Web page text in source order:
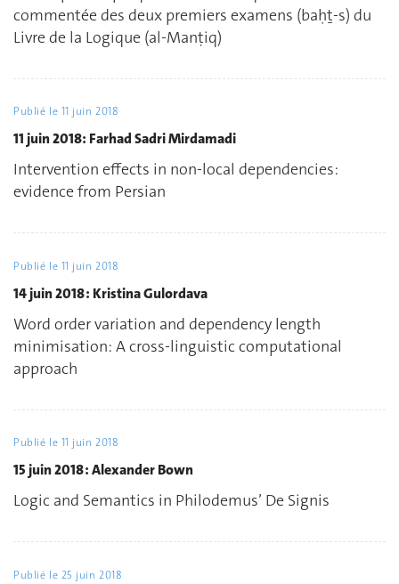
commentée des deux premiers examens (baḥṯ-s) du
Livre de la Logique (al-Manṭiq)
Publié le 11 juin 2018
11 juin 2018: Farhad Sadri Mirdamadi
Intervention effects in non-local dependencies:
evidence from Persian
Publié le 11 juin 2018
14 juin 2018 : Kristina Gulordava
Word order variation and dependency length
minimisation: A cross-linguistic computational
approach
Publié le 11 juin 2018
15 juin 2018 : Alexander Bown
Logic and Semantics in Philodemus’ De Signis
Publié le 25 juin 2018